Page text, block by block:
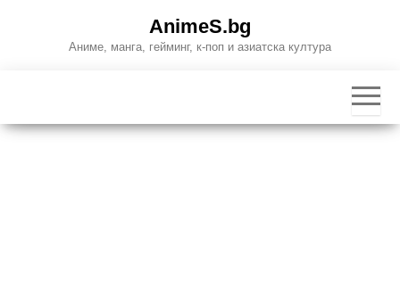
AnimeS.bg
Аниме, манга, гейминг, к-поп и азиатска култура